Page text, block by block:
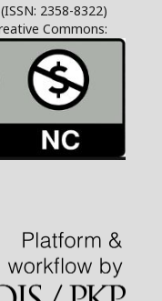
2358-8322)
Commons: